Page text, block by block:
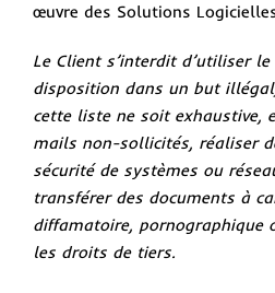
œuvre des Solutions
Le Client s’interdit d’utiliser
disposition dans un but
cette liste ne soit exhaustive,
mails non-sollicités, réaliser
sécurité de systèmes ou
transférer des documents à
diffamatoire, pornographique
les droits de tiers.